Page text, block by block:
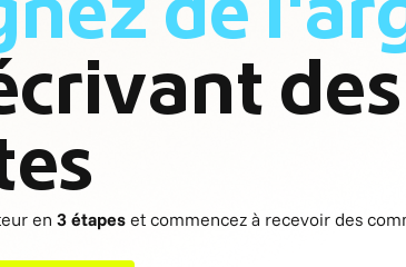
de
des
en 3 étapes et commencez à recevoir des